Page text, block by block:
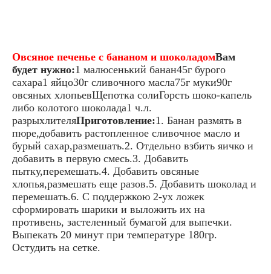
Овсяное печенье с бананом и шоколадомВам
будет нужно:1 малюсенький банан45г бурого
сахара1 яйцо30г сливочного масла75г муки90г
овсяных хлопьевЩепотка солиГорсть шоко-капель
либо колотого шоколада1 ч.л.
разрыхлителяПриготовление:1. Банан размять в
пюре,добавить растопленное сливочное масло и
бурый сахар,размешать.2. Отдельно взбить яичко и
добавить в первую смесь.3. Добавить
пытку,перемешать.4. Добавить овсяные
хлопья,размешать еще разов.5. Добавить шоколад и
перемешать.6. С поддержкою 2-ух ложек
сформировать шарики и выложить их на
противень, застеленный бумагой для выпечки.
Выпекать 20 минут при температуре 180гр.
Остудить на сетке.